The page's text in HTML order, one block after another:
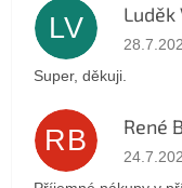
LV Luděk
Az
Super, děkuji.
RB René
Az